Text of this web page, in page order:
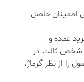
اطمینان حاصل
عمده و
شخص ثالث در
از نظر گرماژ،